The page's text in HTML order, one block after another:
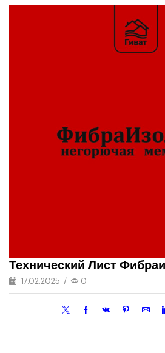
Технический Лист
17.02.2025 / 0